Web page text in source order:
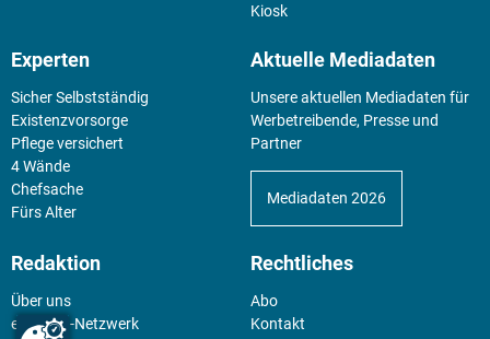
Kiosk
Experten
Sicher Selbstständig
Existenz­vorsorge
Pflege versichert
4 Wände
Chefsache
Fürs Alter
Aktuelle Mediadaten
Unsere aktuellen Mediadaten für
Werbetreibende, Presse und
Partner
Mediadaten 2026
Redaktion
Über uns
experten-Netzwerk
Rechtliches
Abo
Kontakt